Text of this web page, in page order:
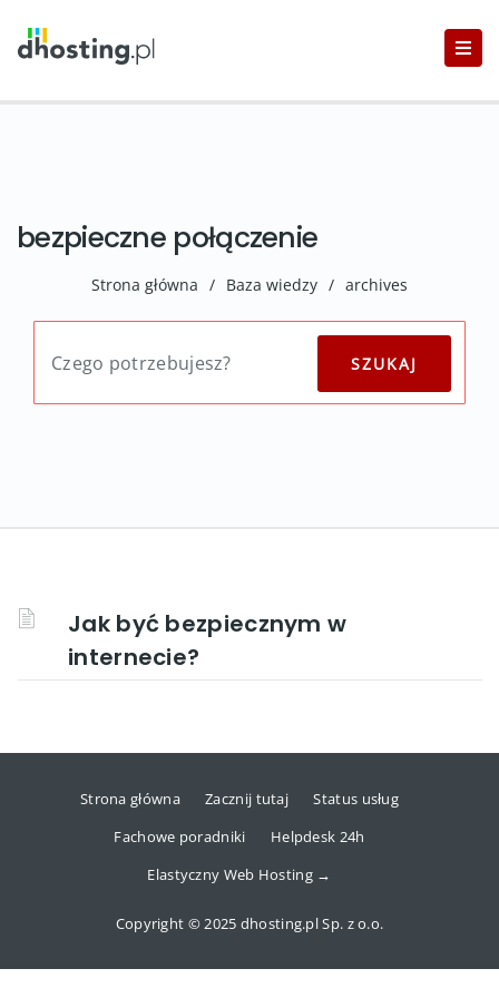
bezpieczne połączenie
Strona główna / Baza wiedzy / archives
Jak być bezpiecznym w
internecie?
Strona główna Zacznij tutaj
Status usług
Fachowe poradniki
Helpdesk 24h
Elastyczny Web Hosting →
Copyright © 2025 dhosting.pl Sp. z o.o.